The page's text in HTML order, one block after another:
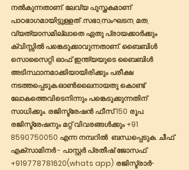
നൽകുന്നതാണ്. ലേവ്യ പുസ്തകമാണ്
പാഠഭാഗമായിട്ടുള്ളത് .സഭാ,സംഘടന, മത,
വ്യത്യാസമില്ലാതെ ഏതു പ്രായക്കാർക്കും
ക്വിസ്സിൽ പങ്കെടുക്കാവുന്നതാണ്‌. ബൈബിൾ
സൊസൈറ്റി ഓഫ് ഇന്ത്യയുടെ ബൈബിൾ
അടിസ്ഥാനമാക്കിയായിരിക്കും പരീക്ഷ
നടത്തപ്പെടുക.ഓൺലൈനായതു കൊണ്ട്
ലോകത്തെവിടെനിന്നും പങ്കെടുക്കുന്നതിന്
സാധിക്കും. രജിസ്ട്രേഷൻ ഫീസ് 150 രൂപ.
രജിസ്ട്രേഷനും മറ്റ്‌ വിവരങ്ങൾക്കും +91
8590750050 എന്ന നമ്പറിൽ  ബന്ധപ്പെടുക. ചീഫ്
എക്സാമിനർ - പാസ്റ്റർ പ്രതീഷ് ജോസഫ്
+919778781620(whats app) രജിസ്ട്രാർ-